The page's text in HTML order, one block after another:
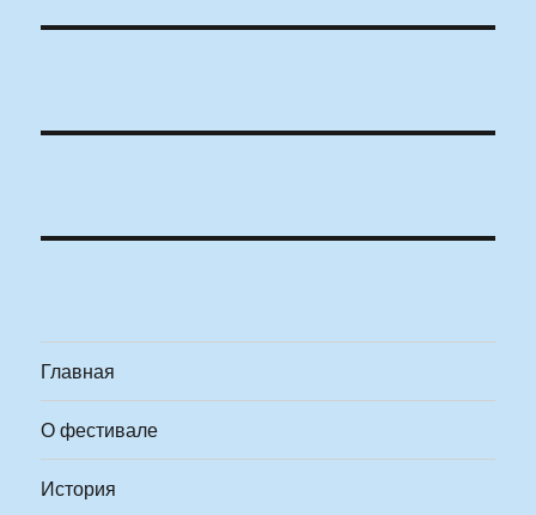
Главная
О фестивале
История